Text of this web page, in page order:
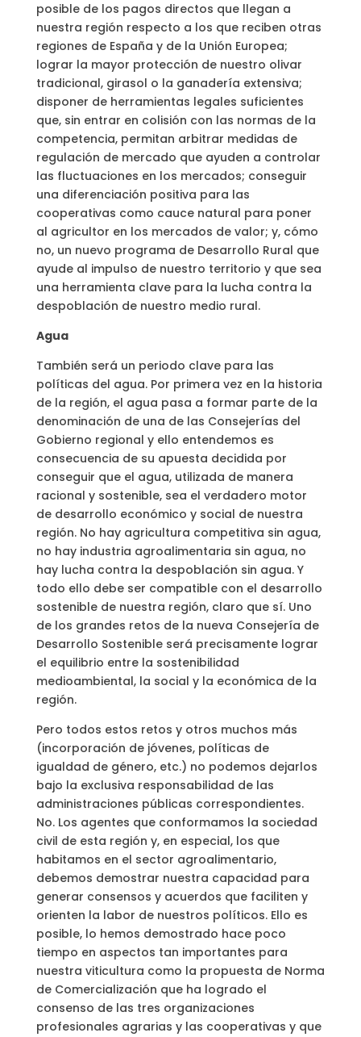
posible de los pagos directos que llegan a
nuestra región respecto a los que reciben otras
regiones de España y de la Unión Europea;
lograr la mayor protección de nuestro olivar
tradicional, girasol o la ganadería extensiva;
disponer de herramientas legales suficientes
que, sin entrar en colisión con las normas de la
competencia, permitan arbitrar medidas de
regulación de mercado que ayuden a controlar
las fluctuaciones en los mercados; conseguir
una diferenciación positiva para las
cooperativas como cauce natural para poner
al agricultor en los mercados de valor; y, cómo
no, un nuevo programa de Desarrollo Rural que
ayude al impulso de nuestro territorio y que sea
una herramienta clave para la lucha contra la
despoblación de nuestro medio rural.
Agua
También será un periodo clave para las
políticas del agua. Por primera vez en la historia
de la región, el agua pasa a formar parte de la
denominación de una de las Consejerías del
Gobierno regional y ello entendemos es
consecuencia de su apuesta decidida por
conseguir que el agua, utilizada de manera
racional y sostenible, sea el verdadero motor
de desarrollo económico y social de nuestra
región. No hay agricultura competitiva sin agua,
no hay industria agroalimentaria sin agua, no
hay lucha contra la despoblación sin agua. Y
todo ello debe ser compatible con el desarrollo
sostenible de nuestra región, claro que sí. Uno
de los grandes retos de la nueva Consejería de
Desarrollo Sostenible será precisamente lograr
el equilibrio entre la sostenibilidad
medioambiental, la social y la económica de la
región.
Pero todos estos retos y otros muchos más
(incorporación de jóvenes, políticas de
igualdad de género, etc.) no podemos dejarlos
bajo la exclusiva responsabilidad de las
administraciones públicas correspondientes.
No. Los agentes que conformamos la sociedad
civil de esta región y, en especial, los que
habitamos en el sector agroalimentario,
debemos demostrar nuestra capacidad para
generar consensos y acuerdos que faciliten y
orienten la labor de nuestros políticos. Ello es
posible, lo hemos demostrado hace poco
tiempo en aspectos tan importantes para
nuestra viticultura como la propuesta de Norma
de Comercialización que ha logrado el
consenso de las tres organizaciones
profesionales agrarias y las cooperativas y que